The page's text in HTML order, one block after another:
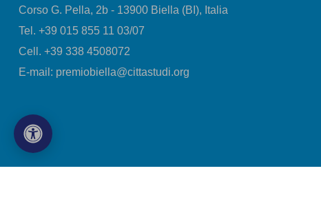
Corso G. Pella, 2b - 13900 Biella (BI), Italia
Tel. +39 015 855 11 03/07
Cell. +39 338 4508072
E-mail: premiobiella@cittastudi.org